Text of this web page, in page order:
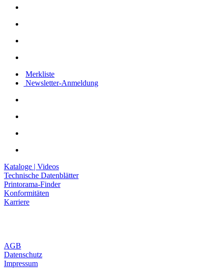
Merkliste
Newsletter-Anmeldung
Kataloge | Videos
Technische Datenblätter
Printorama-Finder
Konformitäten
Karriere
AGB
Datenschutz
Impressum